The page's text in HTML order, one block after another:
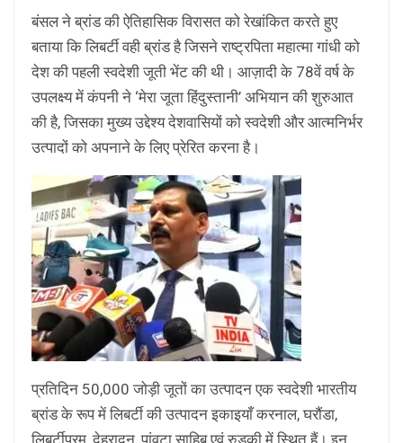
बंसल ने ब्रांड की ऐतिहासिक विरासत को रेखांकित करते हुए
बताया कि लिबर्टी वही ब्रांड है जिसने राष्ट्रपिता महात्मा गांधी को
देश की पहली स्वदेशी जूती भेंट की थी। आज़ादी के 78वें वर्ष के
उपलक्ष्य में कंपनी ने ‘मेरा जूता हिंदुस्तानी’ अभियान की शुरुआत
की है, जिसका मुख्य उद्देश्य देशवासियों को स्वदेशी और आत्मनिर्भर
उत्पादों को अपनाने के लिए प्रेरित करना है।
प्रतिदिन 50,000 जोड़ी जूतों का उत्पादन एक स्वदेशी भारतीय
ब्रांड के रूप में लिबर्टी की उत्पादन इकाइयाँ करनाल, घरौंडा,
लिबर्टीपुरम, देहरादून, पांवटा साहिब एवं रुड़की में स्थित हैं। इन